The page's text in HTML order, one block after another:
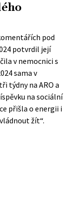
pod
potvrdil její
v nemocnici s
sama v
týdny na ARO a
na sociální
přišla o energii i
žít“.